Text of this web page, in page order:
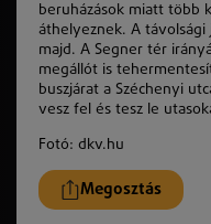
beruházások miatt több
áthelyeznek. A távolsági
majd. A Segner tér
megállót is
buszjárat a Széchenyi
vesz fel és tesz le
Fotó: dkv.hu
Megosztás